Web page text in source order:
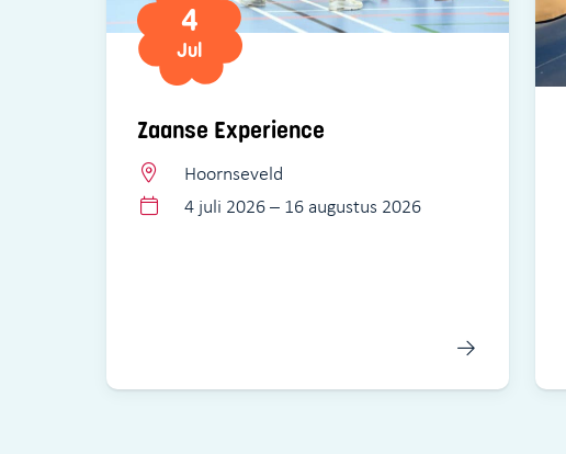
Zaanse Experience
4
Jul
Hoornseveld
4 juli 2026 – 16 augustus 2026